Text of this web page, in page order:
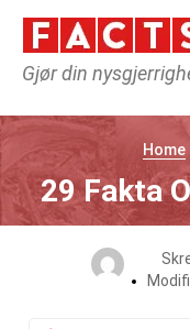
Gjør din
Home
29 Fakta